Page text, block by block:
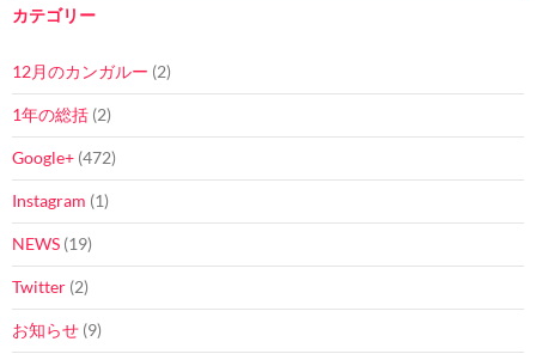
カテゴリー
12月のカンガルー (2)
1年の総括 (2)
Google+ (472)
Instagram (1)
NEWS (19)
Twitter (2)
お知らせ (9)